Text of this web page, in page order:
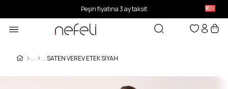
Peşin fiyatına 3 ay taksit
SATEN VEREV ETEK SİYAH